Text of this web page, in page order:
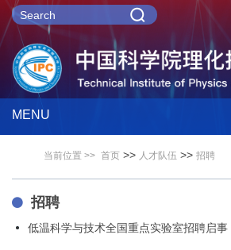
MENU
当前位置 >> 首页 >> 人才队伍 >> 招聘
招聘
低温科学与技术全国重点实验室招聘启事